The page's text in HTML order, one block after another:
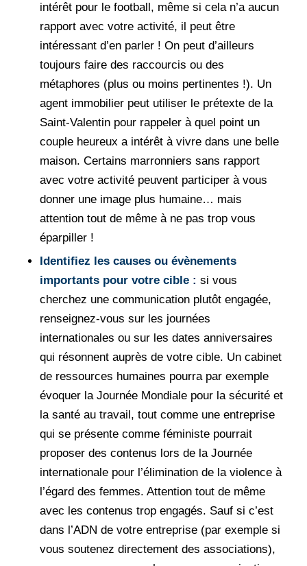
intérêt pour le football, même si cela n’a aucun
rapport avec votre activité, il peut être
intéressant d’en parler ! On peut d’ailleurs
toujours faire des raccourcis ou des
métaphores (plus ou moins pertinentes !). Un
agent immobilier peut utiliser le prétexte de la
Saint-Valentin pour rappeler à quel point un
couple heureux a intérêt à vivre dans une belle
maison. Certains marronniers sans rapport
avec votre activité peuvent participer à vous
donner une image plus humaine… mais
attention tout de même à ne pas trop vous
éparpiller !
Identifiez les causes ou évènements
importants pour votre cible : si vous
cherchez une communication plutôt engagée,
renseignez-vous sur les journées
internationales ou sur les dates anniversaires
qui résonnent auprès de votre cible. Un cabinet
de ressources humaines pourra par exemple
évoquer la Journée Mondiale pour la sécurité et
la santé au travail, tout comme une entreprise
qui se présente comme féministe pourrait
proposer des contenus lors de la Journée
internationale pour l’élimination de la violence à
l’égard des femmes. Attention tout de même
avec les contenus trop engagés. Sauf si c’est
dans l’ADN de votre entreprise (par exemple si
vous soutenez directement des associations),